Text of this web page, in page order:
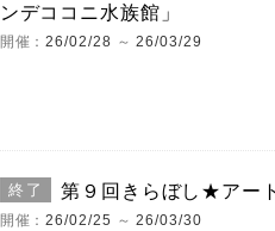
ンデココニ水族館」
開催：26/02/28 ～26/03/29
終了 第９回きらぼし★アー
開催：26/02/25 ～26/03/30